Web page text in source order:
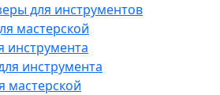
для инструментов
мастерской
инструмента
инструмента
мастерской